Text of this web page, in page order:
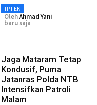
IPTEK
OlehAhmad Yani
baru saja
Jaga Mataram Tetap
Kondusif, Puma
Jatanras Polda NTB
Intensifkan Patroli
Malam